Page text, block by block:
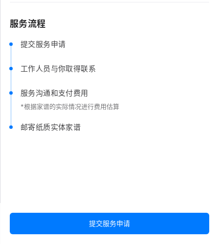
服务流程
提交服务申请
工作人员与你取得联系
服务沟通和支付费用
*根据家谱的实际情况进行费用估算
邮寄纸质实体家谱
提交服务申请